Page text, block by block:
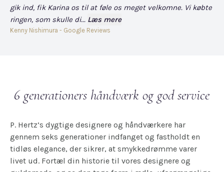
gik ind, fik Karina os til at føle os meget velkomne. Vi købte
ringen, som skulle di... Læs mere
Kenny Nishimura - Google Reviews
6 generationers håndværk og god service
P. Hertz’s dygtige designere og håndværkere har
gennem seks generationer indfanget og fastholdt en
tidløs elegance, der sikrer, at smykkedrømme varer
livet ud. Fortæl din historie til vores designere og